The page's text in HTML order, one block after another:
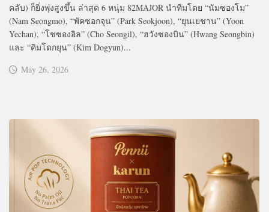
คลับ) ก็ยิ่งพุ่งสูงขึ้น ล่าสุด 6 หนุ่ม 82MAJOR นำทีมโดย “นัมซองโม”
(Nam Seongmo), “พัคซอกจุน” (Park Seokjoon), “ยุนเยชาน” (Yoon
Yechan), “โชซองอิล” (Cho Seongil), “ฮวังซองบิน” (Hwang Seongbin)
และ “คิมโดกยุน” (Kim Dogyun)...
May 26, 2026